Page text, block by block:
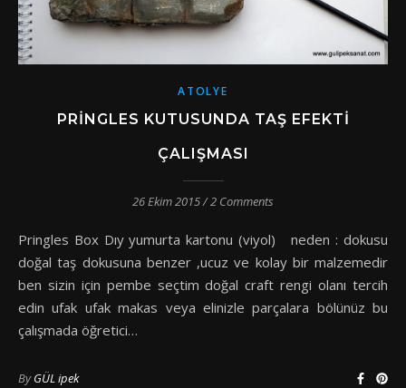
ATOLYE
PRINGLES KUTUSUNDA TAŞ EFEKTI
ÇALIŞMASI
26 Ekim 2015/2 Comments
Pringles Box Dıy yumurta kartonu (viyol) neden : dokusu
doğal taş dokusuna benzer ,ucuz ve kolay bir malzemedir
ben sizin için pembe seçtim doğal craft rengi olanı tercih
edin ufak ufak makas veya elinizle parçalara bölünüz bu
çalışmada öğretici…
ByGÜL ipek